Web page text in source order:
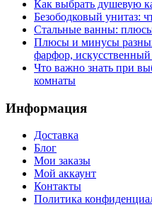
Как выбрать душевую
Безободковый унитаз:
Стальные ванны:
Плюсы и минусы
фарфор, искусственный
Что важно знать при
комнаты
Информация
Доставка
Блог
Мои заказы
Мой аккаунт
Контакты
Политика